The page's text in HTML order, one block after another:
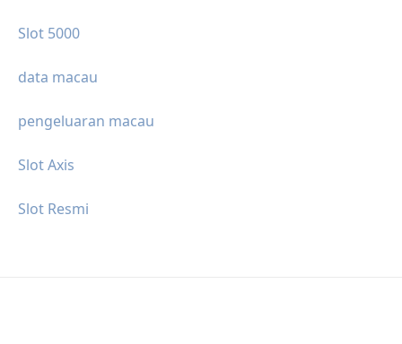
Slot 5000
data macau
pengeluaran macau
Slot Axis
Slot Resmi